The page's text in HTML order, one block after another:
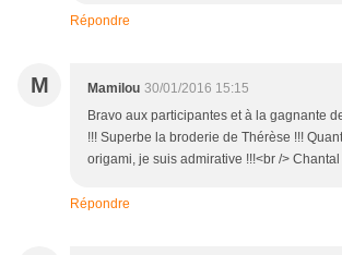
Répondre
M Mamilou 30/01/2016 15:15
Bravo aux participantes et à la gagnante
!!! Superbe la broderie de Thérèse !!!
origami, je suis admirative !!!<br />
Répondre